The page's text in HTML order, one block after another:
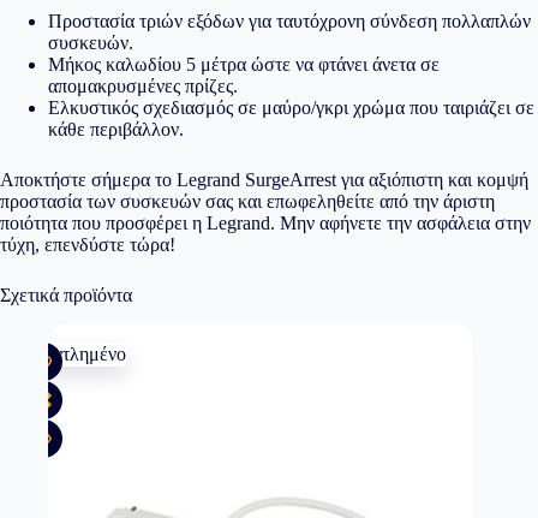
Προστασία τριών εξόδων για ταυτόχρονη σύνδεση πολλαπλών
συσκευών.
Μήκος καλωδίου 5 μέτρα ώστε να φτάνει άνετα σε
απομακρυσμένες πρίζες.
Ελκυστικός σχεδιασμός σε μαύρο/γκρι χρώμα που ταιριάζει σε
κάθε περιβάλλον.
Αποκτήστε σήμερα το Legrand SurgeArrest για αξιόπιστη και κομψή
προστασία των συσκευών σας και επωφεληθείτε από την άριστη
ποιότητα που προσφέρει η Legrand. Μην αφήνετε την ασφάλεια στην
τύχη, επενδύστε τώρα!
Σχετικά προϊόντα
Εξαντλημένο